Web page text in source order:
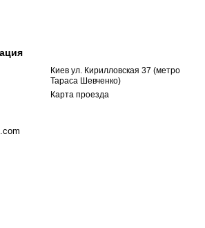
Киев ул. Кирилловская 37 (метро
Тараса Шевченко)
Карта проезда